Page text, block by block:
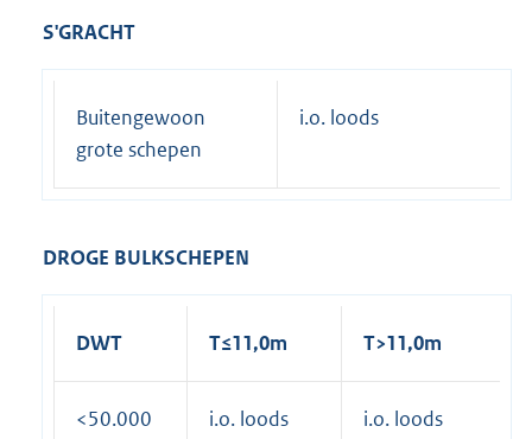
S'GRACHT
Buitengewoon
grote schepen
i.o. loods
DROGE BULKSCHEPEN
DWT T≤11,0m T>11,0m
<50.000 i.o. loods i.o. loods